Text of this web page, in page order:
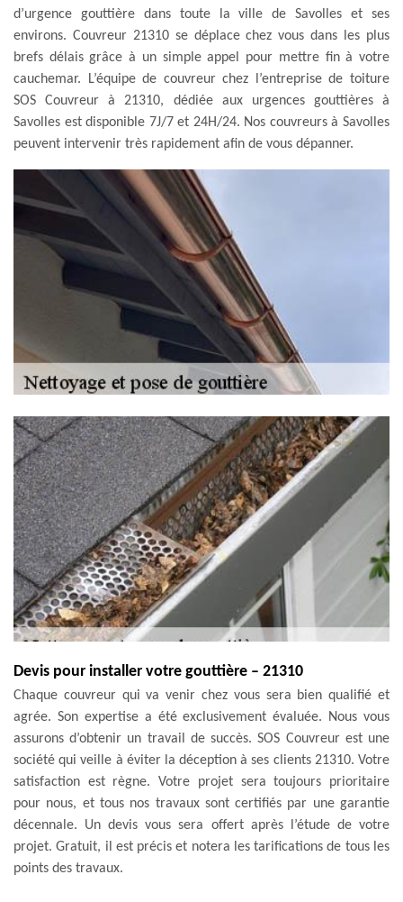
d’urgence gouttière dans toute la ville de Savolles et ses
environs. Couvreur 21310 se déplace chez vous dans les plus
brefs délais grâce à un simple appel pour mettre fin à votre
cauchemar. L’équipe de couvreur chez l’entreprise de toiture
SOS Couvreur à 21310, dédiée aux urgences gouttières à
Savolles est disponible 7J/7 et 24H/24. Nos couvreurs à Savolles
peuvent intervenir très rapidement afin de vous dépanner.
Devis pour installer votre gouttière – 21310
Chaque couvreur qui va venir chez vous sera bien qualifié et
agrée. Son expertise a été exclusivement évaluée. Nous vous
assurons d’obtenir un travail de succès. SOS Couvreur est une
société qui veille à éviter la déception à ses clients 21310. Votre
satisfaction est règne. Votre projet sera toujours prioritaire
pour nous, et tous nos travaux sont certifiés par une garantie
décennale. Un devis vous sera offert après l’étude de votre
projet. Gratuit, il est précis et notera les tarifications de tous les
points des travaux.